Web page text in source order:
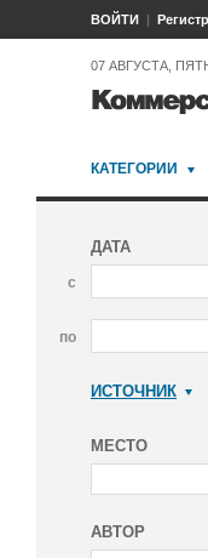
ВОЙТИ
07 АВГУСТА,
КАТЕГОРИИ
ДАТА
с
по
ИСТОЧНИК
МЕСТО
АВТОР